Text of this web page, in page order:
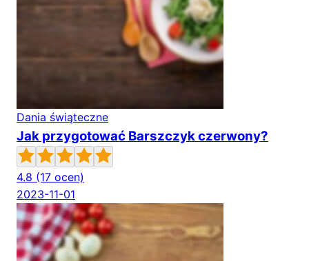
Dania świąteczne
Jak przygotować Barszczyk czerwony?
4.8 (17 ocen)
2023-11-01